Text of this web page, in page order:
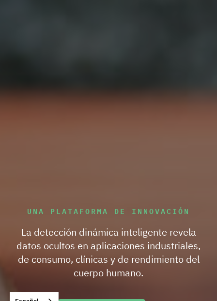
UNA PLATAFORMA DE INNOVACIÓN
La detección dinámica inteligente revela
datos ocultos en aplicaciones industriales,
de consumo, clínicas y de rendimiento del
cuerpo humano.